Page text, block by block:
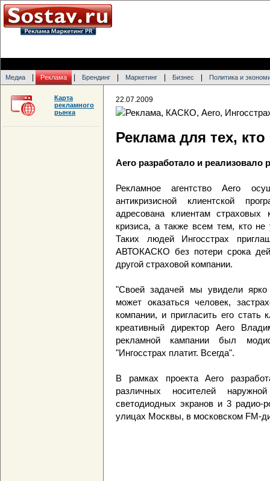
Медиа Реклама Брендинг Маркетинг Бизнес Политика и
22.07.2009
Реклама для тех,
Aero разработало и
Рекламное агентство Aero
антикризисной клиентской
адресована клиентам страховых
кризиса, а также всем тем, кто не
Таких людей Ингосстрах
АВТОКАСКО без потери срока
другой страховой компании.
"Своей задачей мы увидели ярко
может оказаться человек,
компании, и пригласить его стать
креативный директор Aero
рекламной кампании был
"Ингосстрах платит. Всегда".
В рамках проекта Aero
различных носителей
светодиодных экранов и 3 радио-
улицах Москвы, в московском FM-
Карта
рекламного
рынка